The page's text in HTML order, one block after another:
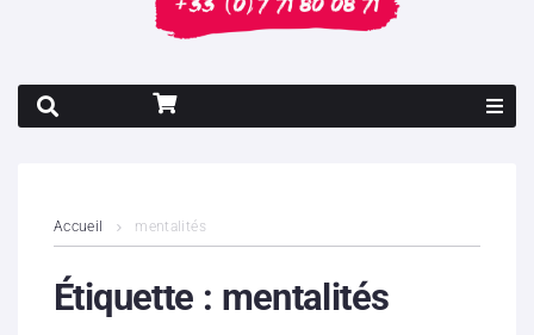
Contenus litigieux
Accueil mentalités
Étiquette : mentalités